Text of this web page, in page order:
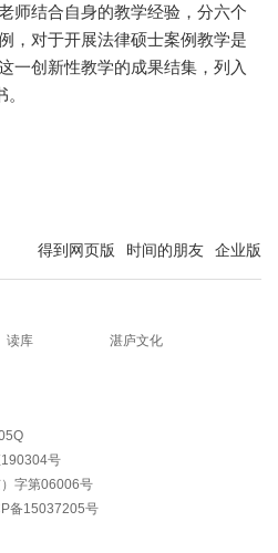
师结合自身的教学经验，分六个
，对于开展法律硕士案例教学是
一创新性教学的成果结集，列入
得到网页版 时间的朋友 企业版
读库
湛庐文化
号
字第06006号
备15037205号